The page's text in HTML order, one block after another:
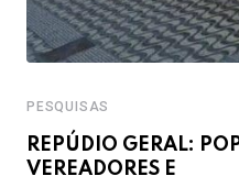
PESQUISAS
REPÚDIO GERAL:
VEREADORES E